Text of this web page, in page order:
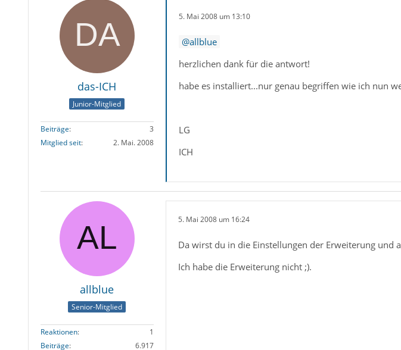
das-ICH
Junior-Mitglied
Beiträge
3
Mitglied seit
2. Mai. 2008
5. Mai 2008 um 13:10
allblue
herzlichen dank für die antwort!
habe es installiert...nur genau begriffen wie ich nun
LG
ICH
allblue
Senior-Mitglied
Reaktionen
1
Beiträge
6.917
5. Mai 2008 um 16:24
Da wirst du in die Einstellungen der Erweiterung und
Ich habe die Erweiterung nicht ;).